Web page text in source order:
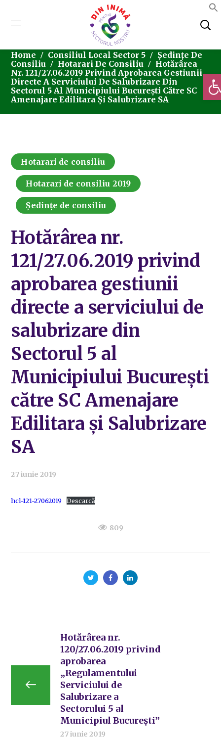
Home Consiliul Local Sector 5
Ședințe De
Consiliu
Hotarari De Consiliu
Hotărârea
Nr. 121/27.06.2019 Privind Aprobarea Gestiunii
Directe A Serviciului De Salubrizare Din
Sectorul 5 Al Municipiului București Către SC
Amenajare Edilitara Și Salubrizare SA
Hotarari de consiliu
Hotarari de consiliu 2019
Ședințe de consiliu
Hotărârea nr.
121/27.06.2019 privind
aprobarea gestiunii
directe a serviciului de
salubrizare din
Sectorul 5 al
Municipiului București
către SC Amenajare
Edilitara și Salubrizare
SA
27 iunie 2019
hcl-121-27062019 Descarcă
809
Hotărârea nr.
120/27.06.2019 privind
aprobarea
„Regulamentului
Serviciului de
Salubrizare a
Sectorului 5 al
Municipiul București”
27 iunie 2019